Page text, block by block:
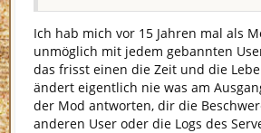
Ich hab mich vor 15 Jahren mal als
unmöglich mit jedem gebannten
das frisst einen die Zeit und die
ändert eigentlich nie was am
der Mod antworten, dir die
anderen User oder die Logs des